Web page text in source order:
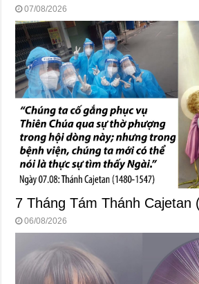
07/08/2026
7 Tháng Tám Thánh Cajetan
06/08/2026